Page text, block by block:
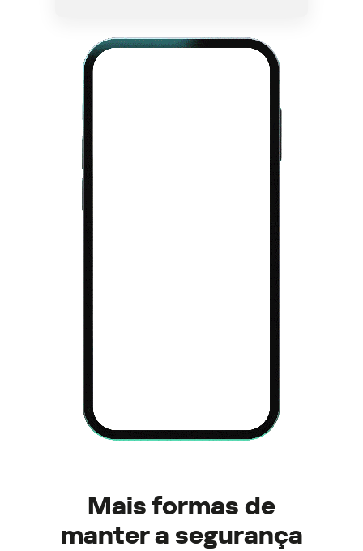
Mais formas de
manter a segurança